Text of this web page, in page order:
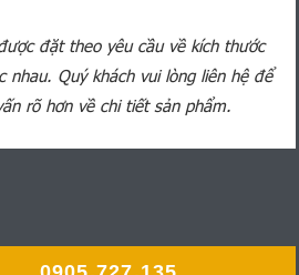
đặt theo yêu cầu về kích thước
nhau. Quý khách vui lòng liên hệ để
rõ hơn về chi tiết sản phẩm.